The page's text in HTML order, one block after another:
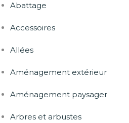
Abattage
Accessoires
Allées
Aménagement extérieur
Aménagement paysager
Arbres et arbustes